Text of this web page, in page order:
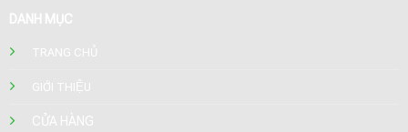
DANH MỤC
TRANG CHỦ
GIỚI THIỆU
CỬA HÀNG